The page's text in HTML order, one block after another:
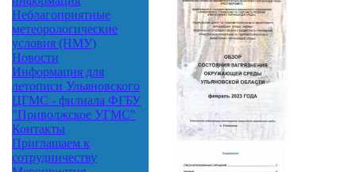
Неблагоприятные
метеорологические
условия (НМУ)
Новости
Информация для
летописи Ульяновского
ЦГМС - филиала ФГБУ
"Приволжское УГМС"
Контакты
Приглашаем к
сотрудничеству